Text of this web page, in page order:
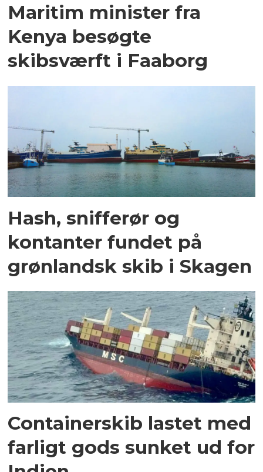
Maritim minister fra
Kenya besøgte
skibsværft i Faaborg
Hash, snifferør og
kontanter fundet på
grønlandsk skib i Skagen
Containerskib lastet med
farligt gods sunket ud for